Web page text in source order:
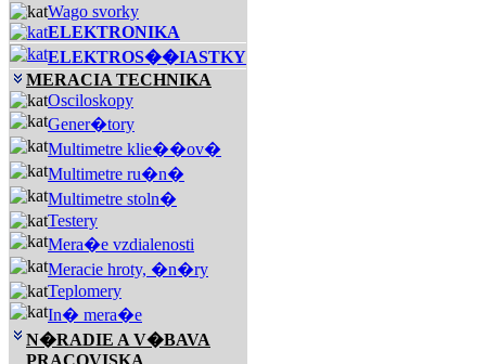
Wago svorky
ELEKTRONIKA
ELEKTROS��IASTKY
MERACIA TECHNIKA
Osciloskopy
Gener�tory
Multimetre klie��ov�
Multimetre ru�n�
Multimetre stoln�
Testery
Mera�e vzdialenosti
Meracie hroty, �n�ry
Teplomery
In� mera�e
N�RADIE A V�BAVA
PRACOVISKA